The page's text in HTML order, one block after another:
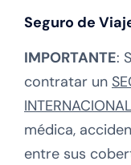
Seguro de
IMPORTANTE:
contratar un
INTERNACIONAL
médica,
entre sus